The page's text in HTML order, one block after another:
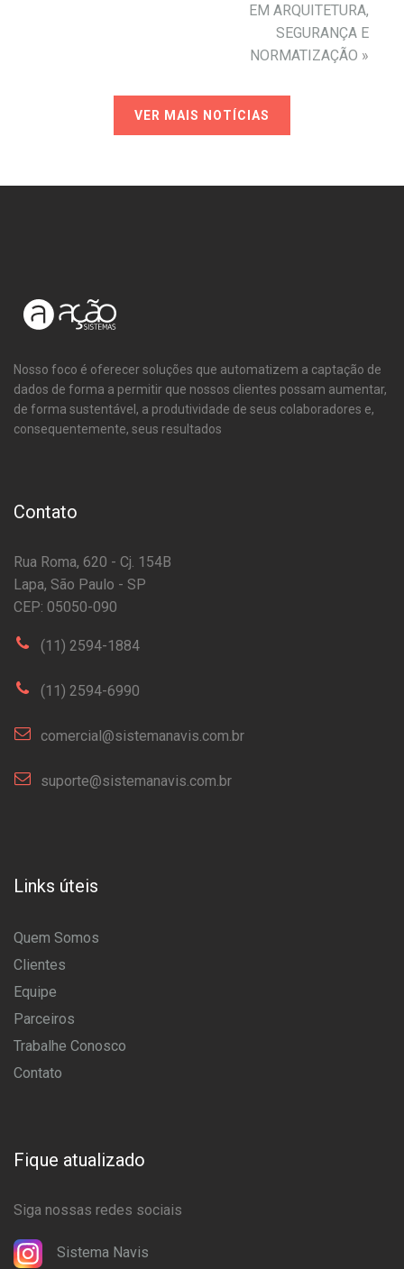
EM ARQUITETURA,
SEGURANÇA E
NORMATIZAÇÃO »
VER MAIS NOTÍCIAS
Nosso foco é oferecer soluções que automatizem a captação de
dados de forma a permitir que nossos clientes possam aumentar,
de forma sustentável, a produtividade de seus colaboradores e,
consequentemente, seus resultados
Contato
Rua Roma, 620 - Cj. 154B
Lapa, São Paulo - SP
CEP: 05050-090
(11) 2594-1884
(11) 2594-6990
comercial@sistemanavis.com.br
suporte@sistemanavis.com.br
Links úteis
Quem Somos
Clientes
Equipe
Parceiros
Trabalhe Conosco
Contato
Fique atualizado
Siga nossas redes sociais
Sistema Navis